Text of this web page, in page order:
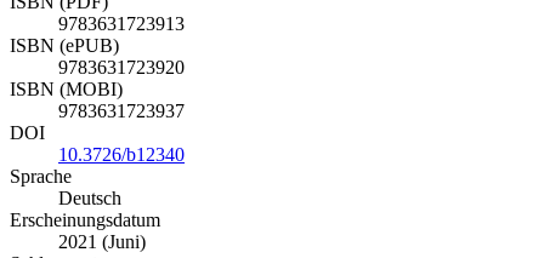
9783631723913
ISBN (ePUB)
9783631723920
ISBN (MOBI)
9783631723937
DOI
10.3726/b12340
Sprache
Deutsch
Erscheinungsdatum
2021 (Juni)